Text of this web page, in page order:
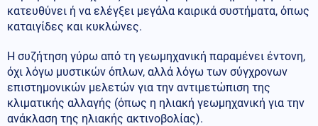
κατευθύνει ή να ελέγξει μεγάλα καιρικά συστήματα, όπως
καταιγίδες και κυκλώνες.
Η συζήτηση γύρω από τη γεωμηχανική παραμένει έντονη,
όχι λόγω μυστικών όπλων, αλλά λόγω των σύγχρονων
επιστημονικών μελετών για την αντιμετώπιση της
κλιματικής αλλαγής (όπως η ηλιακή γεωμηχανική για την
ανάκλαση της ηλιακής ακτινοβολίας).